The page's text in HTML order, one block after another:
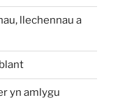
llechennau a
yn amlygu